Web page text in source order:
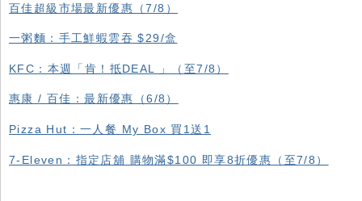
百佳超級市場最新優惠（7/8）
一粥麵：手工鮮蝦雲吞 $29/盒
KFC ：本週「肯！抵DEAL 」（至7/8）
惠康 / 百佳：最新優惠（6/8）
Pizza Hut：一人餐 My Box 買1送1
7-Eleven：指定店舖 購物滿$100 即享8折優惠（至7/8）